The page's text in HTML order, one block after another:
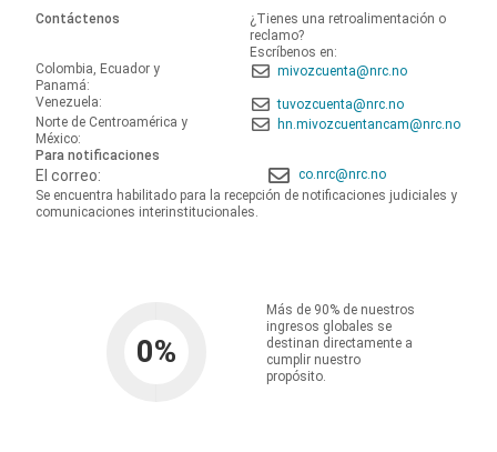
Contáctenos
¿Tienes una retroalimentación o
reclamo?
Escríbenos en:
Colombia, Ecuador y
Panamá:
mivozcuenta@nrc.no
Venezuela:
tuvozcuenta@nrc.no
Norte de Centroamérica y
México:
hn.mivozcuentancam@nrc.no
Para notificaciones
El correo:
co.nrc@nrc.no
Se encuentra habilitado para la recepción de notificaciones judiciales y
comunicaciones interinstitucionales.
0%
Más de 90% de nuestros
ingresos globales se
destinan directamente a
cumplir nuestro
propósito.